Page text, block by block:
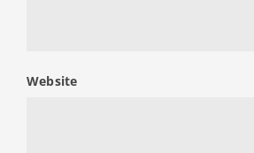
Website